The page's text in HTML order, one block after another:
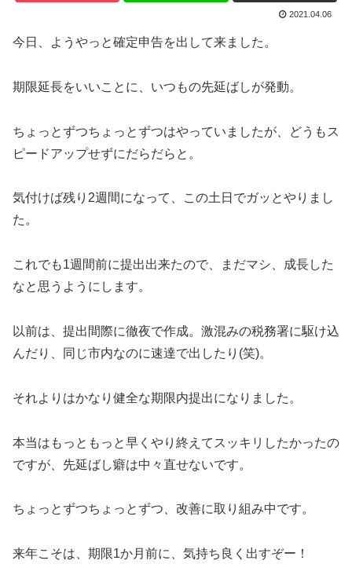
2021.04.06
今日、ようやっと確定申告を出して来ました。
期限延長をいいことに、いつもの先延ばしが発動。
ちょっとずつちょっとずつはやっていましたが、どうもス
ピードアップせずにだらだらと。
気付けば残り2週間になって、この土日でガッとやりまし
た。
これでも1週間前に提出出来たので、まだマシ、成長した
なと思うようにします。
以前は、提出間際に徹夜で作成。激混みの税務署に駆け込
んだり、同じ市内なのに速達で出したり(笑)。
それよりはかなり健全な期限内提出になりました。
本当はもっともっと早くやり終えてスッキリしたかったの
ですが、先延ばし癖は中々直せないです。
ちょっとずつちょっとずつ、改善に取り組み中です。
来年こそは、期限1か月前に、気持ち良く出すぞー！